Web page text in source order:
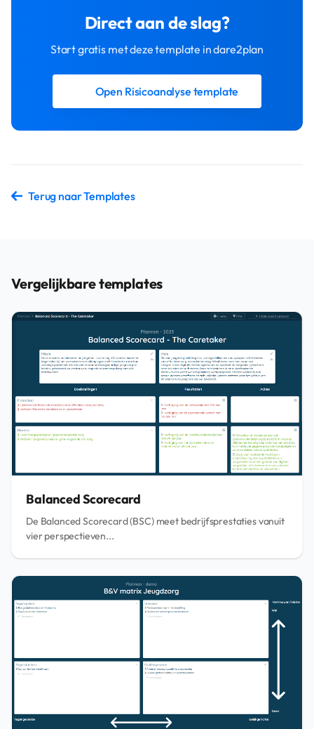
Direct aan de slag?
Start gratis met deze template in dare2plan
Open Risicoanalyse template
Terug naar Templates
Vergelijkbare templates
Balanced Scorecard
De Balanced Scorecard (BSC) meet bedrijfsprestaties vanuit
vier perspectieven...